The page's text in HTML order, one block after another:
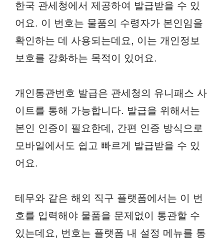
한국 관세청에서 제공하여 발급받을 수 있
어요. 이 번호는 물품의 수령자가 본인임을
확인하는 데 사용되는데요, 이는 개인정보
보호를 강화하는 목적이 있어요.
개인통관번호 발급은 관세청의 유니패스 사
이트를 통해 가능합니다. 발급을 위해서는
본인 인증이 필요한데, 간편 인증 방식으로
모바일에서도 쉽고 빠르게 발급받을 수 있
어요.
테무와 같은 해외 직구 플랫폼에서는 이 번
호를 입력해야 물품을 문제없이 통관할 수
있는데요, 번호는 플랫폼 내 설정 메뉴를 통